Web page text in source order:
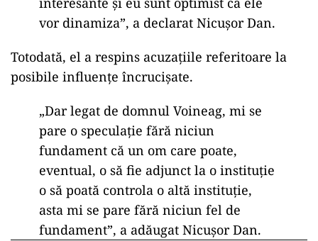
vor dinamiza”, a declarat Nicușor Dan.
Totodată, el a respins acuzațiile referitoare la
posibile influențe încrucișate.
„Dar legat de domnul Voineag, mi se
pare o speculație fără niciun
fundament că un om care poate,
eventual, o să fie adjunct la o instituție
o să poată controla o altă instituție,
asta mi se pare fără niciun fel de
fundament”, a adăugat Nicușor Dan.